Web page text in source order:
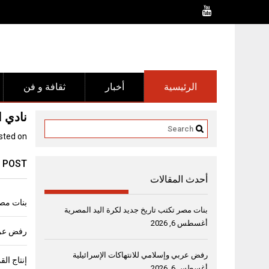
ثقافة و فن أخبار الرئيسية
نادي
on
POST
بنات
رفض
أحدث المقالات
بنات مصر تكتب تاريخ جديد لكرة اليد المصرية
أغسطس 6, 2026
رفض عربي وإسلامي للانتهاكات الإسرائيلية